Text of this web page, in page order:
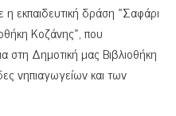
εκπαιδευτική δράση «Σαφάρι
Κοζάνης», που
στη Δημοτική μας Βιβλιοθήκη
νηπιαγωγείων και των